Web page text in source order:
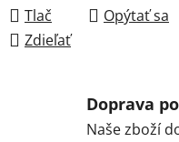
Tlač Opýtať sa
Zdieľať
Doprava
Naše zboží